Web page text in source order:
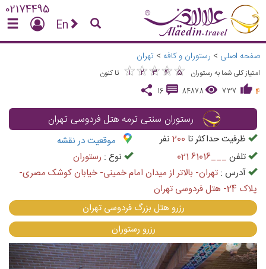
02174495
En
صفحه اصلی > رستوران و کافه > تهران
امتیاز کلی شما به رستوران ★
1 ★
2 ★
3 ★
4 ★
5
★★★★★
تا کنون
4
737
84878
16
رستوران سنتی ترمه هتل فردوسی تهران
ظرفیت حداکثر تا 200 نفر
موقعیت در نقشه
تلفن 021 61016___ نوع : رستوران
آدرس : تهران- بالاتر از میدان امام خمینی- خیابان کوشک مصری-
پلاک 24- هتل فردوسی تهران
رزرو هتل بزرگ فردوسی تهران
رزرو رستوران
Next